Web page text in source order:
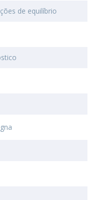
de equilíbrio